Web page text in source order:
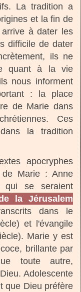
La tradition a
et la fin de
à dater les
difficile de dater
ils ne
quant à la vie
nous informent
: la place
de Marie dans
Ces
la tradition
apocryphes
Marie : Anne
qui se seraient
la Jérusalem
dans le
et l'évangile
Marie y est
brillante par
toute autre,
Adolescente
que Dieu préfère